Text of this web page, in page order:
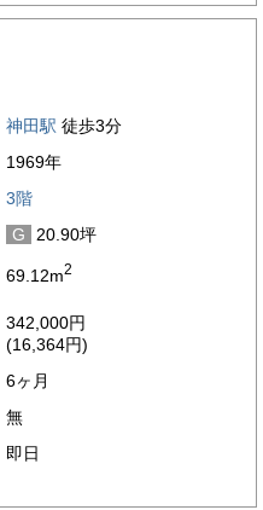
神田駅 徒歩3分
1969年
3階
G
20.90坪
69.12m2
342,000円
(16,364円)
6ヶ月
無
即日